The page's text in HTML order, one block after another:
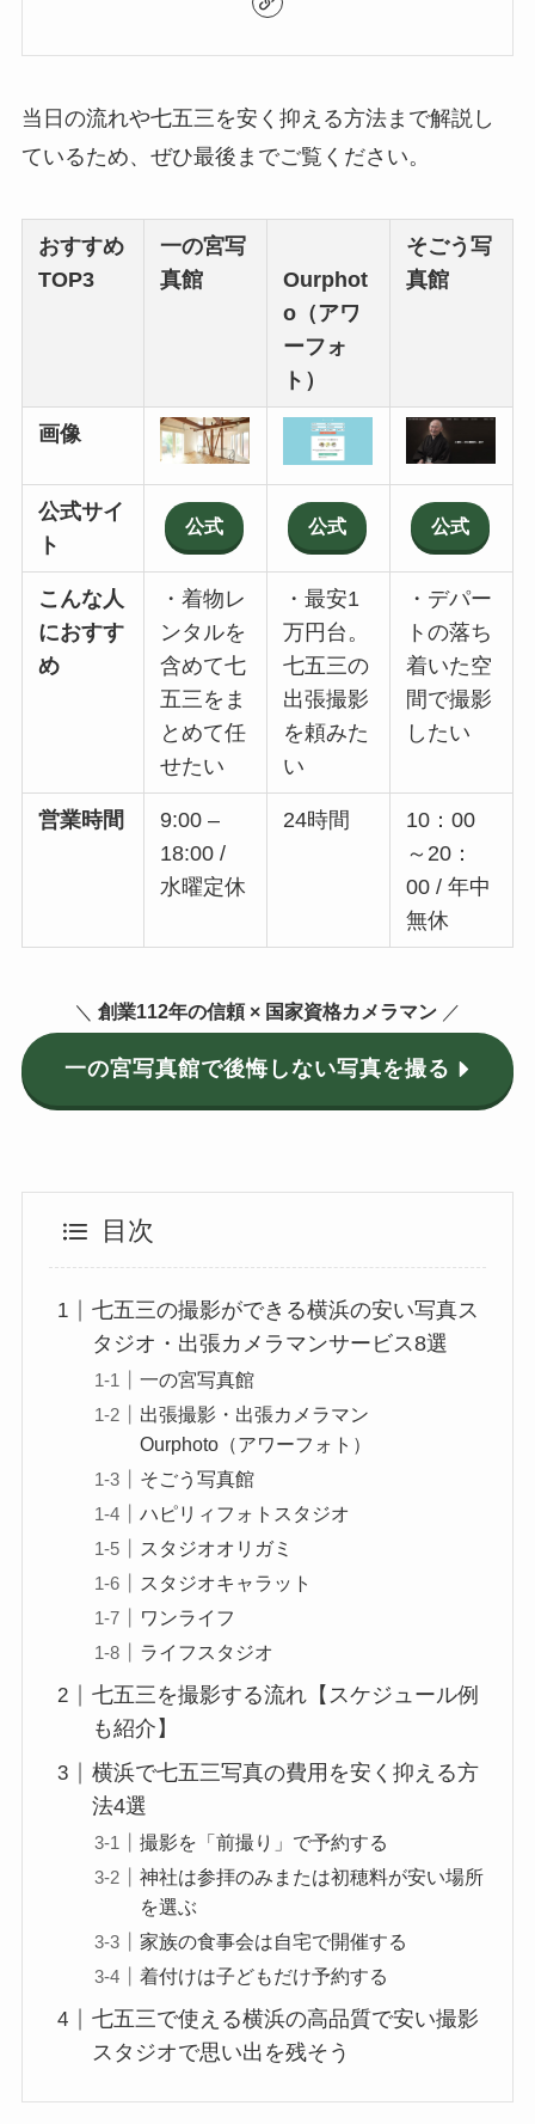
当日の流れや七五三を安く抑える方法まで解説し
ているため、ぜひ最後までご覧ください。
おすすめ
TOP3
一の宮写
真館
Ourphot
o（アワ
ーフォ
ト）
そごう写
真館
画像
公式サイ
ト
公式 公式 公式
こんな人
におすす
め
・着物レ
ンタルを
含めて七
五三をま
とめて任
せたい
・最安1
万円台。
七五三の
出張撮影
を頼みた
い
・デパー
トの落ち
着いた空
間で撮影
したい
営業時間
9:00 –
18:00 /
水曜定休
24時間
10：00
～20：
00 / 年中
無休
＼ 創業112年の信頼 × 国家資格カメラマン ／
一の宮写真館で後悔しない写真を撮る
目次
七五三の撮影ができる横浜の安い写真ス
タジオ・出張カメラマンサービス8選
一の宮写真館
出張撮影・出張カメラマン
Ourphoto（アワーフォト）
そごう写真館
ハピリィフォトスタジオ
スタジオオリガミ
スタジオキャラット
ワンライフ
ライフスタジオ
七五三を撮影する流れ【スケジュール例
も紹介】
横浜で七五三写真の費用を安く抑える方
法4選
撮影を「前撮り」で予約する
神社は参拝のみまたは初穂料が安い場所
を選ぶ
家族の食事会は自宅で開催する
着付けは子どもだけ予約する
七五三で使える横浜の高品質で安い撮影
スタジオで思い出を残そう